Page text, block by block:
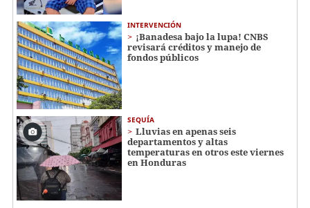
INTERVENCIÓN
¡Banadesa bajo la lupa! CNBS
revisará créditos y manejo de
fondos públicos
SEQUÍA
Lluvias en apenas seis
departamentos y altas
temperaturas en otros este viernes
en Honduras